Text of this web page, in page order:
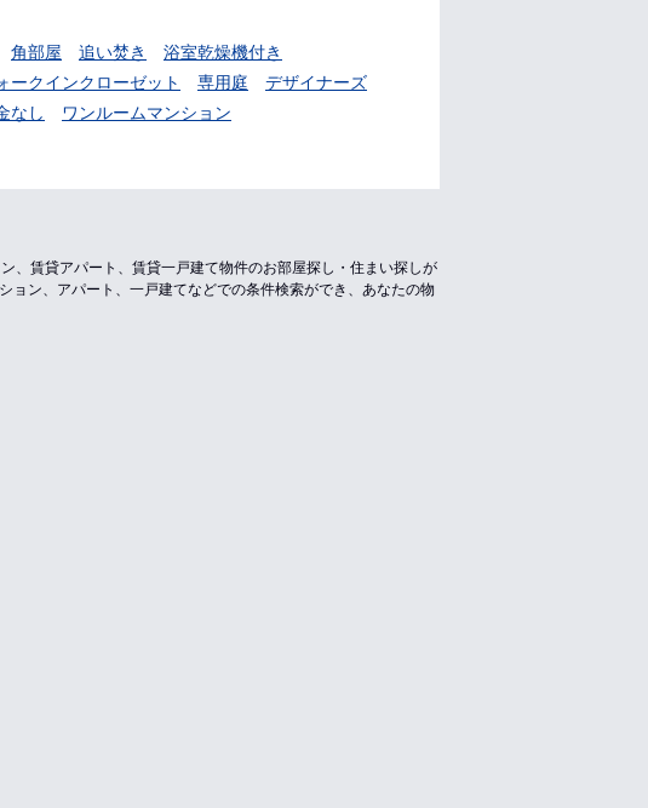
角部屋 追い焚き
浴室乾燥機付き
ークインクローゼット 専用庭
デザイナーズ
なし
ワンルームマンション
、賃貸アパート、賃貸一戸建て物件のお部屋探し・住まい探しが
ン、アパート、一戸建てなどでの条件検索ができ、あなたの物